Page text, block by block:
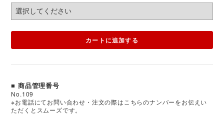
カートに追加する
■ 商品管理番号
No.109
※お電話にてお問い合わせ・注文の際はこちらのナンバーをお伝えい
ただくとスムーズです。